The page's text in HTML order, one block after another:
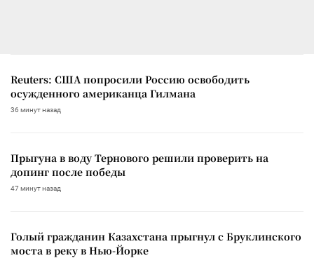
Reuters: США попросили Россию освободить
осужденного американца Гилмана
36 минут назад
Прыгуна в воду Тернового решили проверить на
допинг после победы
47 минут назад
Голый гражданин Казахстана прыгнул с Бруклинского
моста в реку в Нью-Йорке